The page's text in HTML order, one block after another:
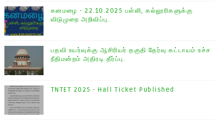
கனமழை - 22.10.2025 பள்ளி, கல்லூரிகளுக்கு
விடுமுறை அறிவிப்பு.
பதவி உயர்வுக்கு ஆசிரியர் தகுதி தேர்வு கட்டாயம் உச்ச
நீதிமன்றம் அதிரடி தீர்ப்பு.
TNTET 2025 - Hall Ticket Published